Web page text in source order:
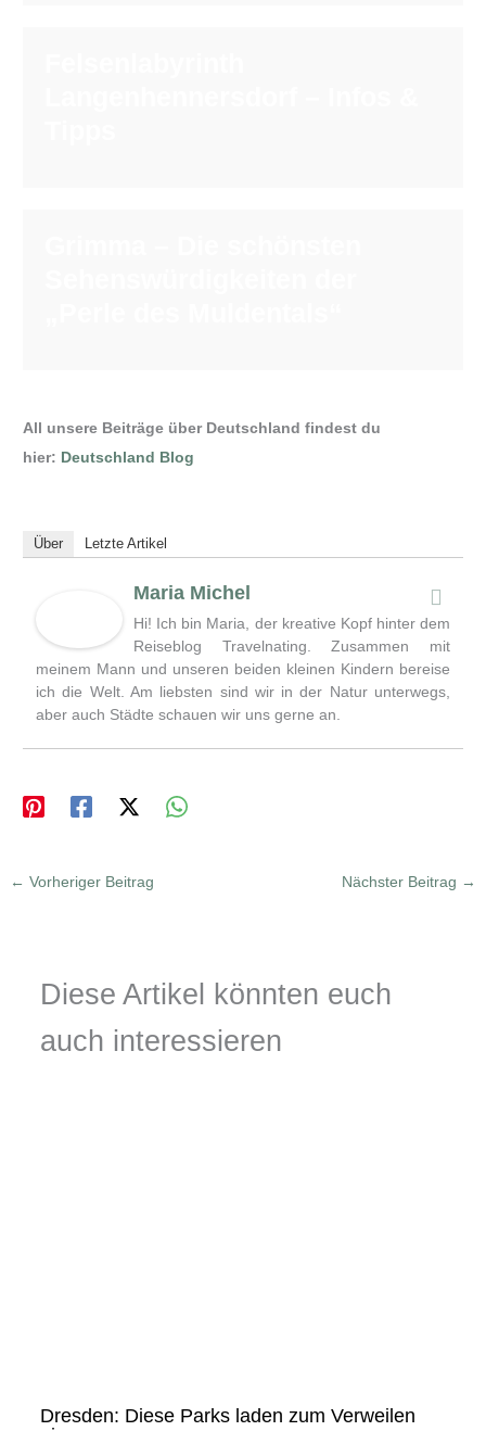
All unsere Beiträge über Deutschland findest du
hier: Deutschland Blog
Über Letzte Artikel
Maria Michel
Hi! Ich bin Maria, der kreative Kopf hinter dem
Reiseblog Travelnating. Zusammen mit
meinem Mann und unseren beiden kleinen Kindern bereise
ich die Welt. Am liebsten sind wir in der Natur unterwegs,
aber auch Städte schauen wir uns gerne an.
← Vorheriger Beitrag Nächster Beitrag →
Diese Artikel könnten euch
auch interessieren
Dresden: Diese Parks laden zum Verweilen